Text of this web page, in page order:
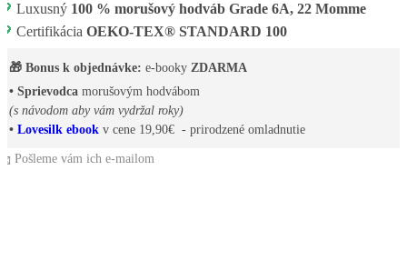
Luxusný 100 % morušový hodváb Grade 6A, 22 Momme
Certifikácia OEKO-TEX® STANDARD 100
🎁 Bonus k objednávke: e-booky ZDARMA
• Sprievodca morušovým hodvábom
(s návodom aby vám vydržal roky)
• Lovesilk ebook v cene 19,90€ - prirodzené omladnutie
Pošleme vám ich e-mailom